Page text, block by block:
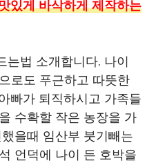
있게 바삭하게 제작하는
는법 소개합니다. 나이
로도 푸근하고 따뜻한
빠가 퇴직하시고 가족들
수확할 작은 농장을 가
을때 임산부 붓기빼는
언덕에 나이 든 호박을